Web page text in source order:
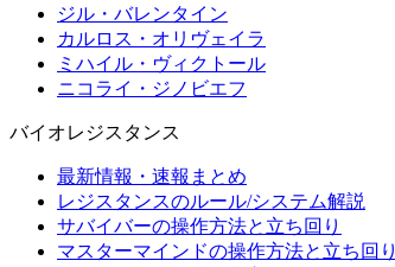
ジル・バレンタイン
カルロス・オリヴェイラ
ミハイル・ヴィクトール
ニコライ・ジノビエフ
バイオレジスタンス
最新情報・速報まとめ
レジスタンスのルール/システム解説
サバイバーの操作方法と立ち回り
マスターマインドの操作方法と立ち回り